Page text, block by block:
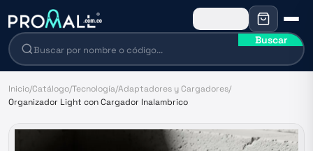
Buscar
Inicio/Catálogo/Tecnología/Adaptadores y Cargadores/
Organizador Light con Cargador Inalambrico